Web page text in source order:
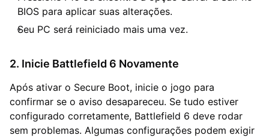
BIOS para aplicar suas alterações.
Seu PC será reiniciado mais uma vez.
2. Inicie Battlefield 6 Novamente
Após ativar o Secure Boot, inicie o jogo para
confirmar se o aviso desapareceu. Se tudo estiver
configurado corretamente, Battlefield 6 deve rodar
sem problemas. Algumas configurações podem exigir